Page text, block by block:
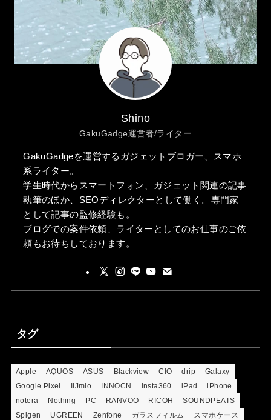
Shino
GakuGadge運営者/ライター
GakuGadgeを運営するガジェットブロガー、スマホ
系ライター。
学生時代からスマートフォン、ガジェット関連の記事
執筆のほか、SEOディレクターとして働く。専門家
として記事の監修経験も。
ブログでの案件依頼、ライターとしてのお仕事のご依
頼もお待ちしております。
タグ
Apple AQUOS ASUS Blackview CIO drip
Galaxy
Google Pixel
IIJmio INNOCN Insta360 iPad
iPhone
notera
Nothing PC RANVOO RICOH
SOUNDPEATS
Spigen
UGREEN Zenfone ガラスフィルム
スマホケース